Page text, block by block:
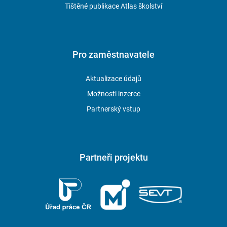
Tištěné publikace Atlas školství
Pro zaměstnavatele
Aktualizace údajů
Možnosti inzerce
Partnerský vstup
Partneři projektu